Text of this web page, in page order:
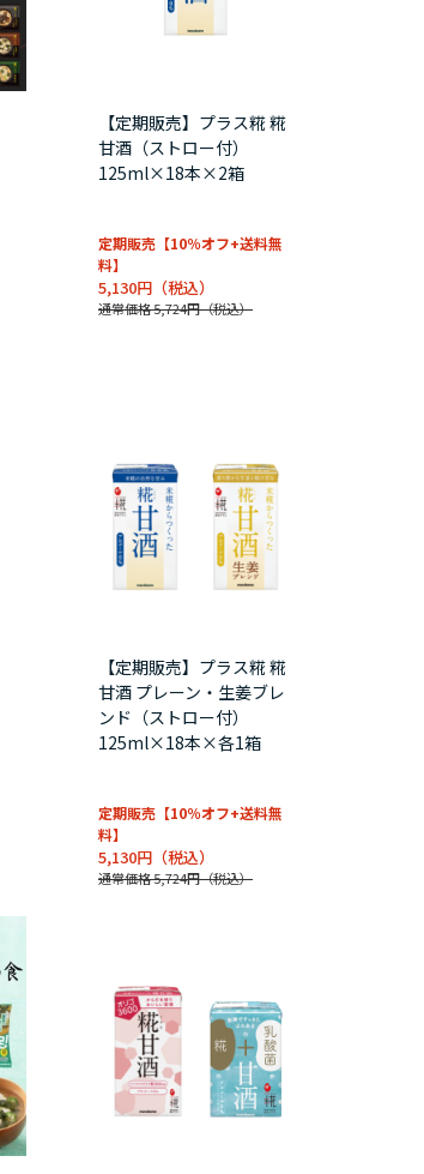
【定期販売】プラス糀 糀
甘酒（ストロー付）
125ml×18本×2箱
定期販売【10％オフ+送料無
料】
5,130円
通常価格 5,724円
【定期販売】プラス糀 糀
甘酒 プレーン・生姜ブレ
ンド（ストロー付）
125ml×18本×各1箱
定期販売【10％オフ+送料無
料】
5,130円
通常価格 5,724円